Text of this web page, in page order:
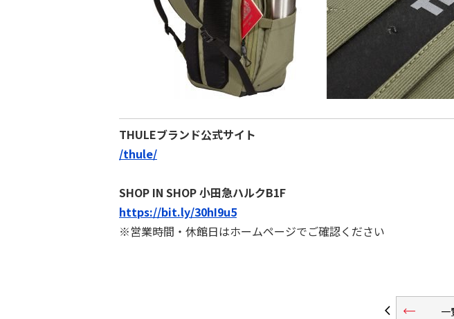
THULEブランド公式サイト
/thule/
SHOP IN SHOP 小田急ハルクB1F
https://bit.ly/30hI9u5
※営業時間・休館日はホームページでご確認ください
arrow_back_ios 一
trending_flat